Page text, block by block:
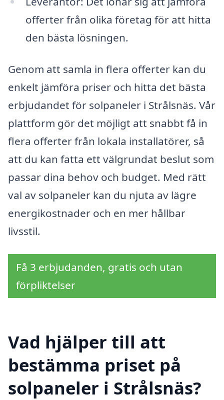
offerter från olika företag för att hitta
den bästa lösningen.
Genom att samla in flera offerter kan du
enkelt jämföra priser och hitta det bästa
erbjudandet för solpaneler i Strålsnäs. Vår
plattform gör det möjligt att snabbt få in
flera offerter från lokala installatörer, så
att du kan fatta ett välgrundat beslut som
passar dina behov och budget. Med rätt
val av solpaneler kan du njuta av lägre
energikostnader och en mer hållbar
livsstil.
Få 3 erbjudanden, gratis och utan
förpliktelser
Vad hjälper till att
bestämma priset på
solpaneler i Strålsnäs?